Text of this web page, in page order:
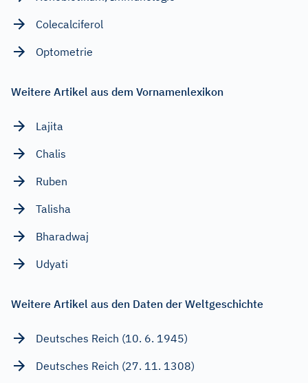
Colecalciferol
Optometrie
Weitere Artikel aus dem Vornamenlexikon
Lajita
Chalis
Ruben
Talisha
Bharadwaj
Udyati
Weitere Artikel aus den Daten der Weltgeschichte
Deutsches Reich (10. 6. 1945)
Deutsches Reich (27. 11. 1308)